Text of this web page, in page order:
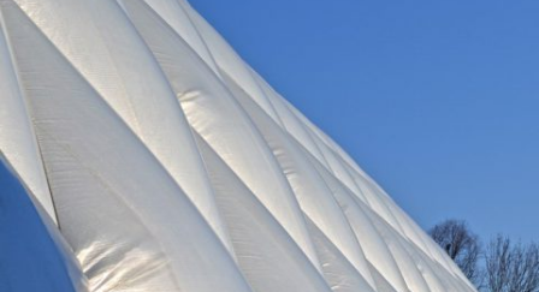
09-2014 / TRAGLUFTHALLE FÜR MERBED IN BRIEG
01 - TRAGLUFTHALLEN